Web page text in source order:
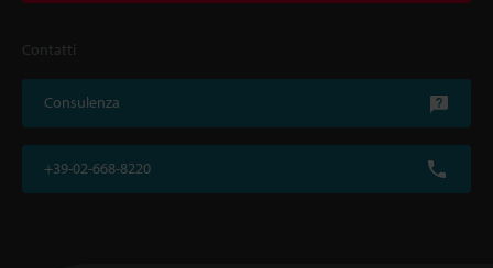
Contatti
Consulenza
+39-02-668-8220